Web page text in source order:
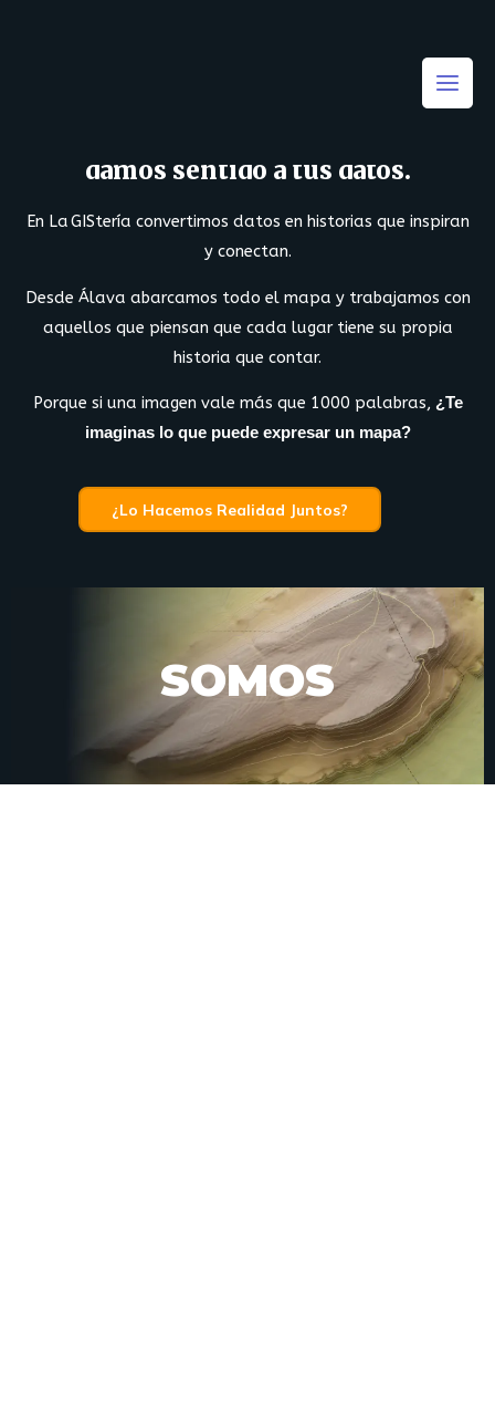
damos sentido a tus datos.
En La GIStería convertimos datos en historias que inspiran
y conectan.
Desde Álava abarcamos todo el mapa y trabajamos con
aquellos que piensan que cada lugar tiene su propia
historia que contar.
Porque si una imagen vale más que 1000 palabras, ¿Te
imaginas lo que puede expresar un mapa?
¿Lo Hacemos Realidad Juntos?
SOMOS